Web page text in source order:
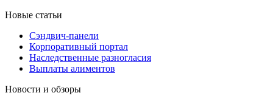
Новые статьи
Сэндвич-панели
Корпоративный портал
Наследственные разногласия
Выплаты алиментов
Новости и обзоры